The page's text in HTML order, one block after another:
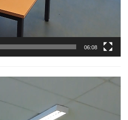
06:08